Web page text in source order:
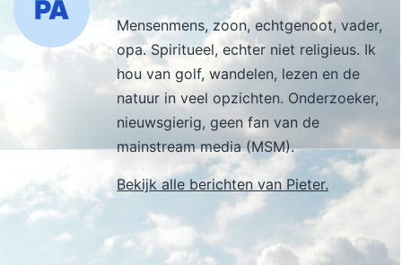
Mensenmens, zoon, echtgenoot, vader,
opa. Spiritueel, echter niet religieus. Ik
hou van golf, wandelen, lezen en de
natuur in veel opzichten. Onderzoeker,
nieuwsgierig, geen fan van de
mainstream media (MSM).
Bekijk alle berichten van Pieter.